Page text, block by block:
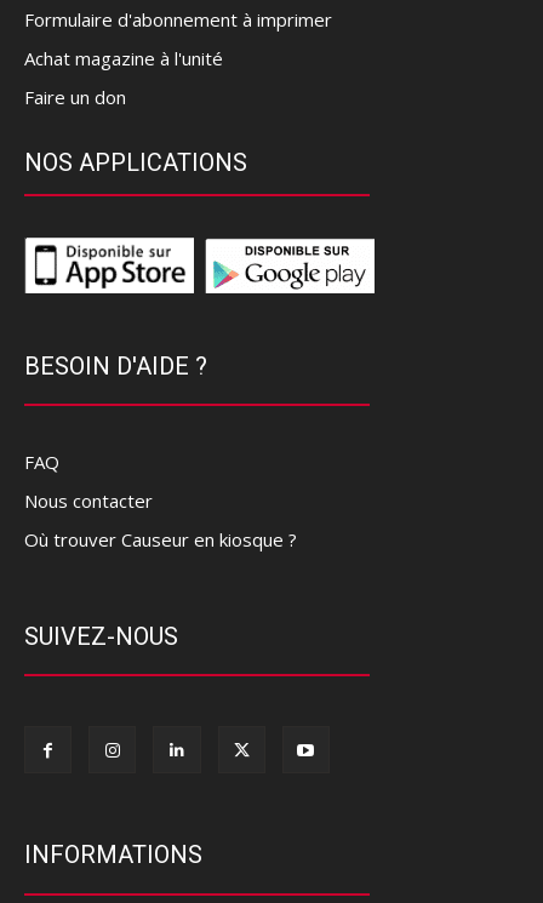
Formulaire d'abonnement à imprimer
Achat magazine à l'unité
Faire un don
NOS APPLICATIONS
BESOIN D'AIDE ?
FAQ
Nous contacter
Où trouver Causeur en kiosque ?
SUIVEZ-NOUS
INFORMATIONS